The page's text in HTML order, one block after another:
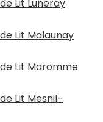
Lit Luneray
Lit Malaunay
Lit Maromme
Lit Mesnil-